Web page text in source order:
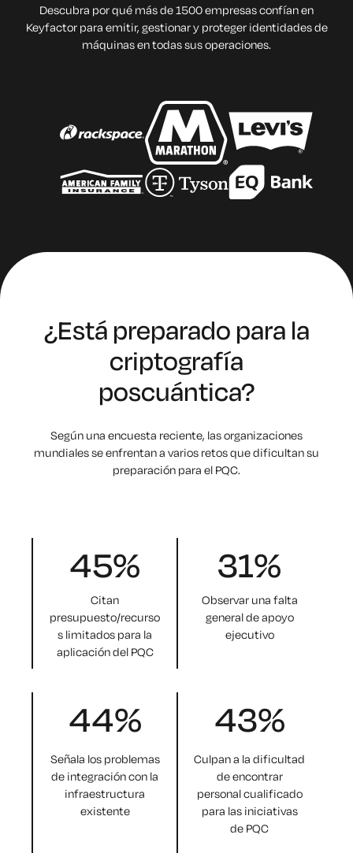
Descubra por qué más de 1500 empresas confían en
Keyfactor para emitir, gestionar y proteger identidades de
máquinas en todas sus operaciones.
¿Está preparado para la
criptografía
poscuántica?
Según una encuesta reciente, las organizaciones
mundiales se enfrentan a varios retos que dificultan su
preparación para el PQC.
45%
Citan
presupuesto/recurso
s limitados para la
aplicación del PQC
31%
Observar una falta
general de apoyo
ejecutivo
44%
Señala los problemas
de integración con la
infraestructura
existente
43%
Culpan a la dificultad
de encontrar
personal cualificado
para las iniciativas
de PQC